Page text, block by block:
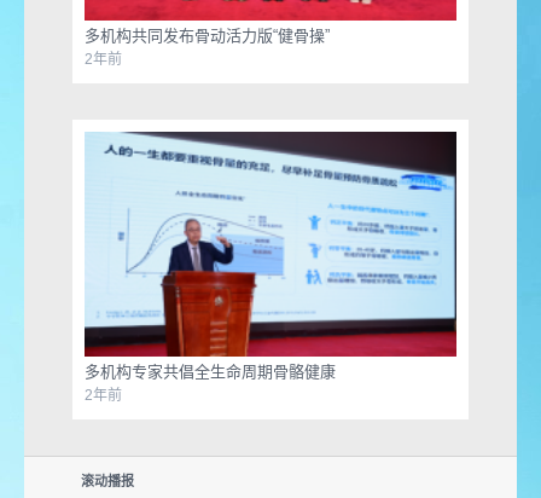
多机构共同发布骨动活力版“健骨操”
2年前
多机构专家共倡全生命周期骨骼健康
2年前
滚动播报